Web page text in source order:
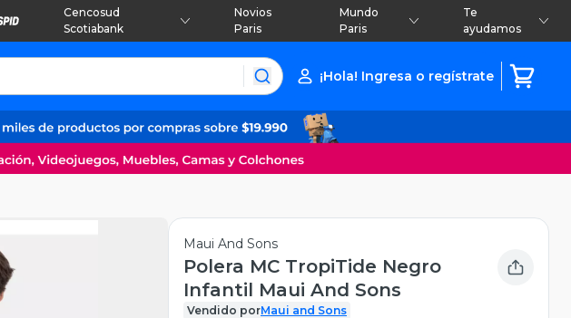
Cencosud
Scotiabank
Novios
Paris
Mundo
Paris
Te
ayudamos
¡Hola! Ingresa o regístrate
Maui And Sons
Polera MC TropiTide Negro
Infantil Maui And Sons
Vendido porMaui and Sons